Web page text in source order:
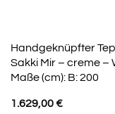
Handgeknüpfter
Sakki Mir – creme –
Maße (cm): B: 200
1.629,00€